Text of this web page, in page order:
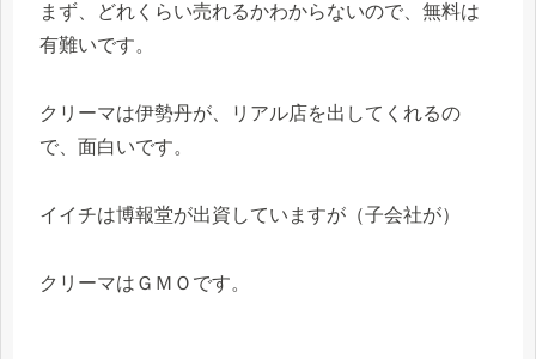
まず、どれくらい売れるかわからないので、無料は
有難いです。
クリーマは伊勢丹が、リアル店を出してくれるの
で、面白いです。
イイチは博報堂が出資していますが（子会社が）
クリーマはＧＭＯです。